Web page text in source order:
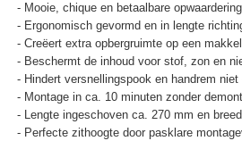
- Mooie, chique en betaalbare
- Ergonomisch gevormd en in lengte
- Creëert extra opbergruimte op een
- Beschermt de inhoud voor stof, zon en
- Hindert versnellingspook en handrem
- Montage in ca. 10 minuten zonder
- Lengte ingeschoven ca. 270 mm en
- Perfecte zithoogte door pasklare